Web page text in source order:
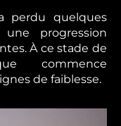
perdu quelques
progression
À ce stade de
commence
de faiblesse.